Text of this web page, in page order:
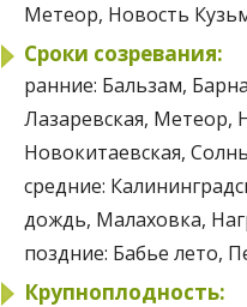
Метеор, Новость
Сроки созревания:
ранние: Бальзам,
Лазаревская, Метеор,
Новокитаевская,
средние:
дождь, Малаховка,
поздние: Бабье лето,
Крупноплодность: